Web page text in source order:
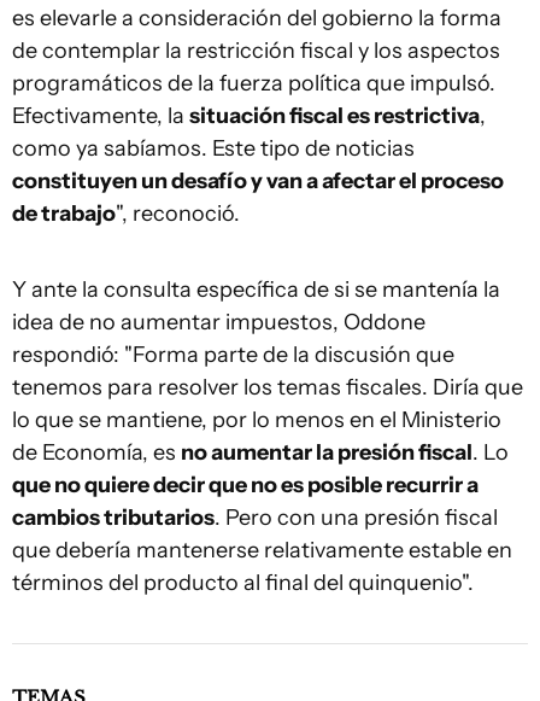
es elevarle a consideración del gobierno la forma
de contemplar la restricción fiscal y los aspectos
programáticos de la fuerza política que impulsó.
Efectivamente, la situación fiscal es restrictiva,
como ya sabíamos. Este tipo de noticias
constituyen un desafío y van a afectar el proceso
de trabajo", reconoció.
Y ante la consulta específica de si se mantenía la
idea de no aumentar impuestos, Oddone
respondió: "Forma parte de la discusión que
tenemos para resolver los temas fiscales. Diría que
lo que se mantiene, por lo menos en el Ministerio
de Economía, es no aumentar la presión fiscal. Lo
que no quiere decir que no es posible recurrir a
cambios tributarios. Pero con una presión fiscal
que debería mantenerse relativamente estable en
términos del producto al final del quinquenio".